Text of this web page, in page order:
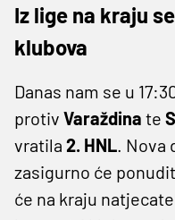
Iz lige na kraju
klubova
Danas nam se u
protiv Varaždina te
vratila 2. HNL. Nova
zasigurno će
će na kraju